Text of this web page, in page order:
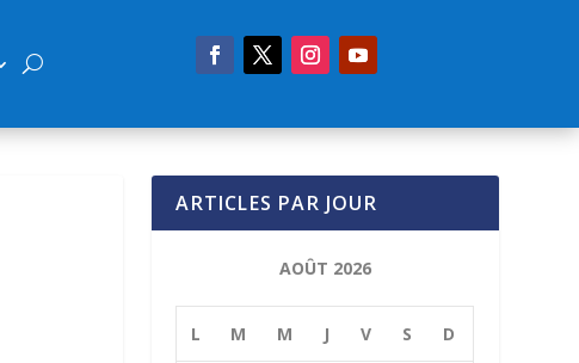
ARTICLES PAR JOUR
AOÛT 2026
L M M J V S D